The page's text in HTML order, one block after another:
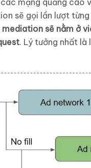
sẽ gọi lần lượt
sẽ nằm ở
. Lý tưởng nhất